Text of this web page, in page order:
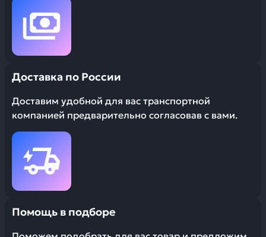
Доставка по России
Доставим удобной для вас транспортной
компанией предварительно согласовав с вами.
Помощь в подборе